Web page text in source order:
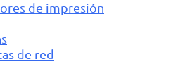
de impresión
de red